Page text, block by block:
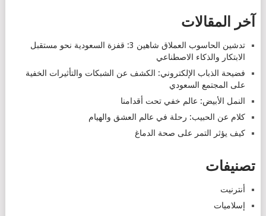
آخر المقالات
تدشين الحاسوب العملاق شاهين 3: قفزة السعودية نحو مستقبل
الابتكار والذكاء الاصطناعي
فضيحة الذباب الإلكتروني: الكشف عن الشبكات والتأثيرات الخفية
على المجتمع السعودي
النمل الأبيض: عالم خفي تحت أقدامنا
كلام عن الحبيب: رحلة في عالم العشق والهيام
كيف يؤثر التمر على صحة الدماغ
تصنيفات
أنترنيت
إسلاميات